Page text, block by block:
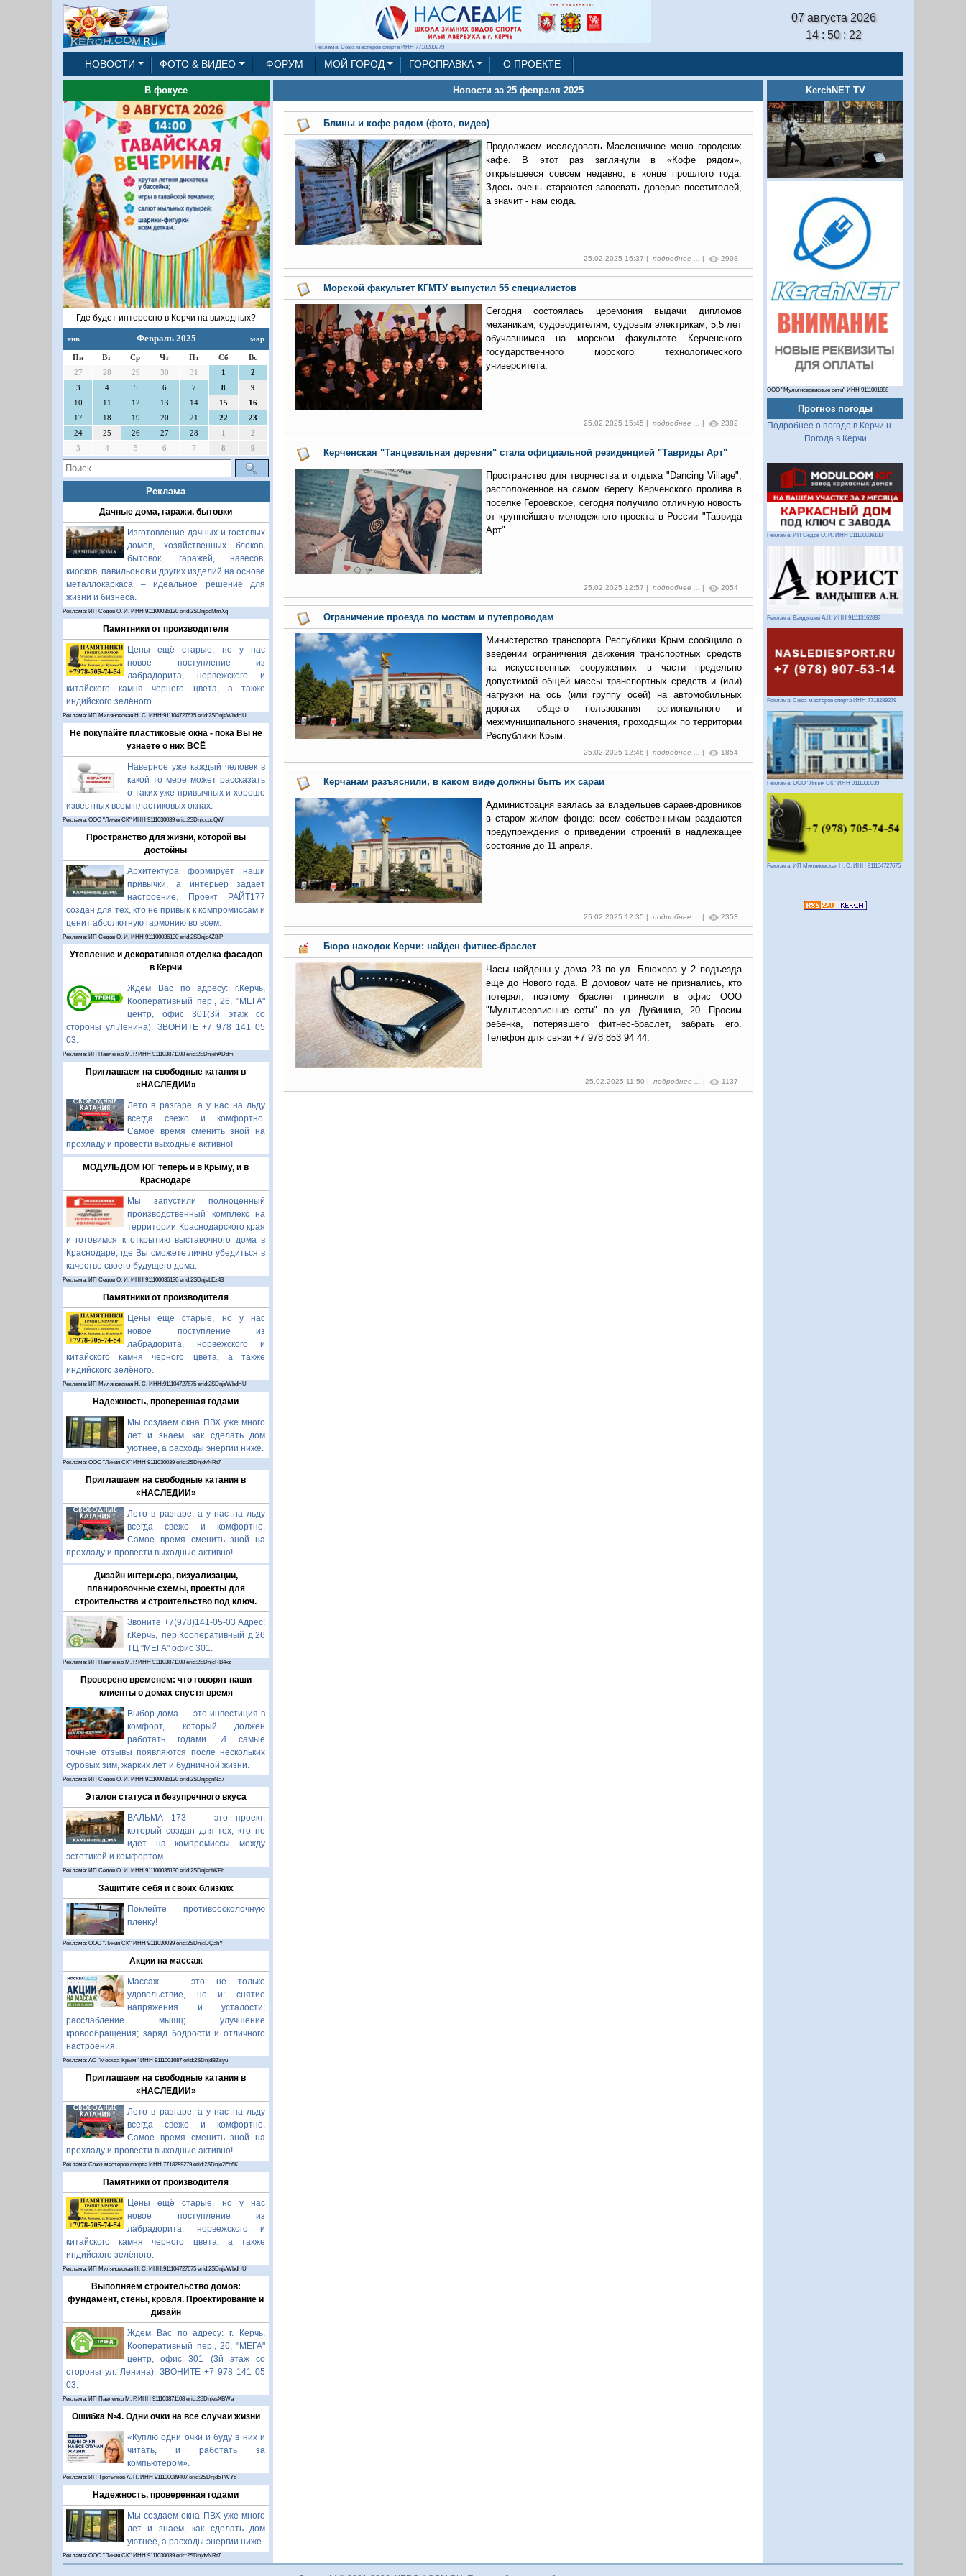
Реклама: Союз мастеров спорта ИНН 7718289279
07 августа 2026
14 : 50 : 22
НОВОСТИ ФОТО & ВИДЕО ФОРУМ МОЙ ГОРОД ГОРСПРАВКА О ПРОЕКТЕ
В фокусе
Где будет интересно в Керчи на выходных?
янв Февраль 2025 мар
Пн Вт Ср Чт Пт Сб
Вс
27
28 29 30 31 1
2
3
4 5 6 7 8
9
10
11 12 13 14 15
16
17
18 19 20 21 22
23
24
25 26 27 28 1
2
3
4 5 6 7 8 9
Реклама
Дачные дома, гаражи, бытовки
Изготовление дачных и гостевых
домов, хозяйственных блоков,
бытовок, гаражей, навесов,
киосков, павильонов и других изделий на основе
металлокаркаса – идеальное решение для
жизни и бизнеса.
Реклама: ИП Седов О. И. ИНН 911100036130 erid:2SDnjcoMmXq
Памятники от производителя
Цены ещё старые, но у нас
новое поступление из
лабрадорита, норвежского и
китайского камня черного цвета, а также
индийского зелёного.
Реклама: ИП Миляновская Н. С. ИНН:911104727675 erid:2SDnjeWbdHU
Не покупайте пластиковые окна - пока Вы не
узнаете о них ВСЁ
Наверное уже каждый человек в
какой то мере может рассказать
о таких уже привычных и хорошо
известных всем пластиковых окнах.
Реклама: ООО "Линия СК" ИНН 9111030039 erid:2SDnjccooQW
Пространство для жизни, которой вы
достойны
Архитектура формирует наши
привычки, а интерьер задает
настроение. Проект РАЙТ177
создан для тех, кто не привык к компромиссам и
ценит абсолютную гармонию во всем.
Реклама: ИП Седов О. И. ИНН 911100036130 erid:2SDnjd4Z8iP
Утепление и декоративная отделка фасадов
в Керчи
Ждем Вас по адресу: г.Керчь,
Кооперативный пер., 26, "МЕГА"
центр, офис 301(3й этаж со
стороны ул.Ленина). ЗВОНИТЕ +7 978 141 05
03.
Реклама: ИП Павленко М. Р. ИНН 911103871108 erid:2SDnjehADdm
Приглашаем на свободные катания в
«НАСЛЕДИИ»
Лето в разгаре, а у нас на льду
всегда свежо и комфортно.
Самое время сменить зной на
прохладу и провести выходные активно!
МОДУЛЬДОМ ЮГ теперь и в Крыму, и в
Краснодаре
Мы запустили полноценный
производственный комплекс на
территории Краснодарского края
и готовимся к открытию выставочного дома в
Краснодаре, где Вы сможете лично убедиться в
качестве своего будущего дома.
Реклама: ИП Седов О. И. ИНН 911100036130 erid:2SDnjeLEz43
Памятники от производителя
Цены ещё старые, но у нас
новое поступление из
лабрадорита, норвежского и
китайского камня черного цвета, а также
индийского зелёного.
Реклама: ИП Миляновская Н. С. ИНН:911104727675 erid:2SDnjeWbdHU
Надежность, проверенная годами
Мы создаем окна ПВХ уже много
лет и знаем, как сделать дом
уютнее, а расходы энергии ниже.
Реклама: ООО "Линия СК" ИНН 9111030039 erid:2SDnjdvNRt7
Приглашаем на свободные катания в
«НАСЛЕДИИ»
Лето в разгаре, а у нас на льду
всегда свежо и комфортно.
Самое время сменить зной на
прохладу и провести выходные активно!
Дизайн интерьера, визуализации,
планировочные схемы, проекты для
строительства и строительство под ключ.
Звоните +7(978)141-05-03 Адрес:
г.Керчь, пер.Кооперативный д.26
ТЦ "МЕГА" офис 301.
Реклама: ИП Павленко М. Р. ИНН 911103871108 erid:2SDnjcRB4xz
Проверено временем: что говорят наши
клиенты о домах спустя время
Выбор дома — это инвестиция в
комфорт, который должен
работать годами. И самые
точные отзывы появляются после нескольких
суровых зим, жарких лет и будничной жизни.
Реклама: ИП Седов О. И. ИНН 911100036130 erid:2SDnjegnNa7
Эталон статуса и безупречного вкуса
ВАЛЬМА 173 - это проект,
который создан для тех, кто не
идет на компромиссы между
эстетикой и комфортом.
Реклама: ИП Седов О. И. ИНН 911100036130 erid:2SDnjenhKFh
Защитите себя и своих близких
Поклейте противоосколочную
пленку!
Реклама: ООО "Линия СК" ИНН 9111030039 erid:2SDnjcDQahY
Акции на массаж
Массаж — это не только
удовольствие, но и: снятие
напряжения и усталости;
расслабление мышц; улучшение
кровообращения; заряд бодрости и отличного
настроения.
Реклама: АО "Москва-Крым" ИНН 9111001687 erid:2SDnjdBZsyu
Приглашаем на свободные катания в
«НАСЛЕДИИ»
Лето в разгаре, а у нас на льду
всегда свежо и комфортно.
Самое время сменить зной на
прохладу и провести выходные активно!
Реклама: Союз мастеров спорта ИНН 7718289279 erid:2SDnje2Eh6K
Памятники от производителя
Цены ещё старые, но у нас
новое поступление из
лабрадорита, норвежского и
китайского камня черного цвета, а также
индийского зелёного.
Реклама: ИП Миляновская Н. С. ИНН:911104727675 erid:2SDnjeWbdHU
Выполняем строительство домов:
фундамент, стены, кровля. Проектирование и
дизайн
Ждем Вас по адресу: г. Керчь,
Кооперативный пер., 26, "МЕГА"
центр, офис 301 (3й этаж со
стороны ул. Ленина). ЗВОНИТЕ +7 978 141 05
03.
Реклама: ИП Павленко М. Р. ИНН 911103871108 erid:2SDnjesXBWa
Ошибка №4. Одни очки на все случаи жизни
«Куплю одни очки и буду в них и
читать, и работать за
компьютером».
Реклама: ИП Третьяков А. П. ИНН 911100089407 erid:2SDnjd5TWYb
Надежность, проверенная годами
Мы создаем окна ПВХ уже много
лет и знаем, как сделать дом
уютнее, а расходы энергии ниже.
Реклама: ООО "Линия СК" ИНН 9111030039 erid:2SDnjdvNRt7
Новости за 25 февраля 2025
Блины и кофе рядом (фото, видео)
Продолжаем исследовать Масленичное меню городских
кафе. В этот раз заглянули в «Кофе рядом»,
открывшееся совсем недавно, в конце прошлого года.
Здесь очень стараются завоевать доверие посетителей,
а значит - нам сюда.
25.02.2025 16:37 | подробнее ... | 2908
Морской факультет КГМТУ выпустил 55 специалистов
Сегодня состоялась церемония выдачи дипломов
механикам, судоводителям, судовым электрикам, 5,5 лет
обучавшимся на морском факультете Керченского
государственного морского технологического
университета.
25.02.2025 15:45 | подробнее ... | 2382
Керченская "Танцевальная деревня" стала официальной резиденцией "Тавриды Арт"
Пространство для творчества и отдыха "Dancing Village",
расположенное на самом берегу Керченского пролива в
поселке Героевское, сегодня получило отличную новость
от крупнейшего молодежного проекта в России "Таврида
Арт".
25.02.2025 12:57 | подробнее ... | 2054
Ограничение проезда по мостам и путепроводам
Министерство транспорта Республики Крым сообщило о
введении ограничения движения транспортных средств
на искусственных сооружениях в части предельно
допустимой общей массы транспортных средств и (или)
нагрузки на ось (или группу осей) на автомобильных
дорогах общего пользования регионального и
межмуниципального значения, проходящих по территории
Республики Крым.
25.02.2025 12:46 | подробнее ... | 1854
Керчанам разъяснили, в каком виде должны быть их сараи
Администрация взялась за владельцев сараев-дровников
в старом жилом фонде: всем собственникам раздаются
предупреждения о приведении строений в надлежащее
состояние до 11 апреля.
25.02.2025 12:35 | подробнее ... | 2353
Бюро находок Керчи: найден фитнес-браслет
Часы найдены у дома 23 по ул. Блюхера у 2 подъезда
еще до Нового года. В домовом чате не признались, кто
потерял, поэтому браслет принесли в офис ООО
"Мультисервисные сети" по ул. Дубинина, 20. Просим
ребенка, потерявшего фитнес-браслет, забрать его.
Телефон для связи +7 978 853 94 44.
25.02.2025 11:50 | подробнее ... | 1137
KerchNET TV
ООО "Мультисервисные сети" ИНН 9111001888
Прогноз погоды
Подробнее о погоде в Керчи на 2 недели
Погода в Керчи
Реклама: ИП Седов О. И. ИНН 911100036130
Реклама: Вандышев А.Н. ИНН 911113162887
Реклама: Союз мастеров спорта ИНН 7718289279
Реклама: ООО "Линия СК" ИНН 9111030039
Реклама: ИП Миляновская Н. С. ИНН 911104727675